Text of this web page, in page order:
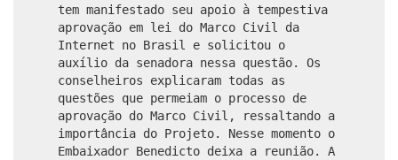
tem manifestado seu apoio à tempestiva
aprovação em lei do Marco Civil da
Internet no Brasil e solicitou o
auxílio da senadora nessa questão. Os
conselheiros explicaram todas as
questões que permeiam o processo de
aprovação do Marco Civil, ressaltando a
importância do Projeto. Nesse momento o
Embaixador Benedicto deixa a reunião. A